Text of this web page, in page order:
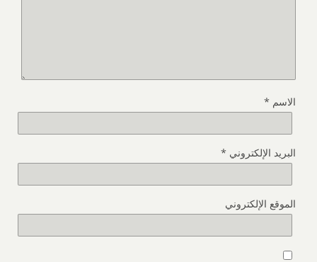
الاسم *
البريد الإلكتروني *
الموقع الإلكتروني